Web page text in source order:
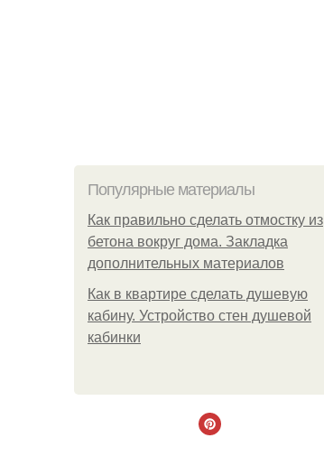
Популярные материалы
Как правильно сделать отмостку из
бетона вокруг дома. Закладка
дополнительных материалов
Как в квартире сделать душевую
кабину. Устройство стен душевой
кабинки